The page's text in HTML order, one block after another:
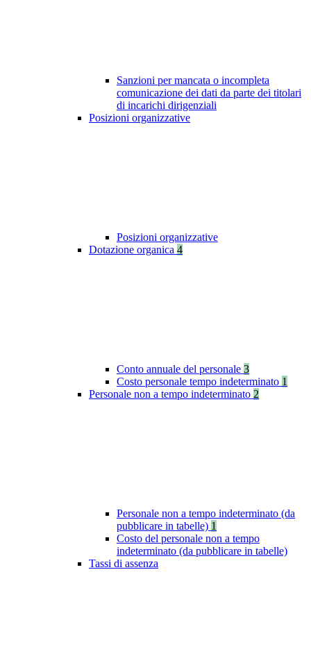
Sanzioni per mancata o incompleta
comunicazione dei dati da parte dei titolari
di incarichi dirigenziali
Posizioni organizzative
Posizioni organizzative
Dotazione organica 4
Conto annuale del personale 3
Costo personale tempo indeterminato 1
Personale non a tempo indeterminato 2
Personale non a tempo indeterminato (da
pubblicare in tabelle) 1
Costo del personale non a tempo
indeterminato (da pubblicare in tabelle)
Tassi di assenza